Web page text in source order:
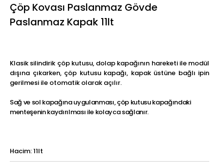
Çöp Kovası Paslanmaz Gövde
Paslanmaz Kapak 11lt
Klasik silindirik çöp kutusu, dolap kapağının hareketi ile modül
dışına çıkarken, çöp kutusu kapağı, kapak üstüne bağlı ipin
gerilmesi ile otomatik olarak açılır.
Sağ ve sol kapağına uygulanması, çöp kutusu kapağındaki
menteşenin kaydırılması ile kolayca sağlanır.
Hacim: 11lt